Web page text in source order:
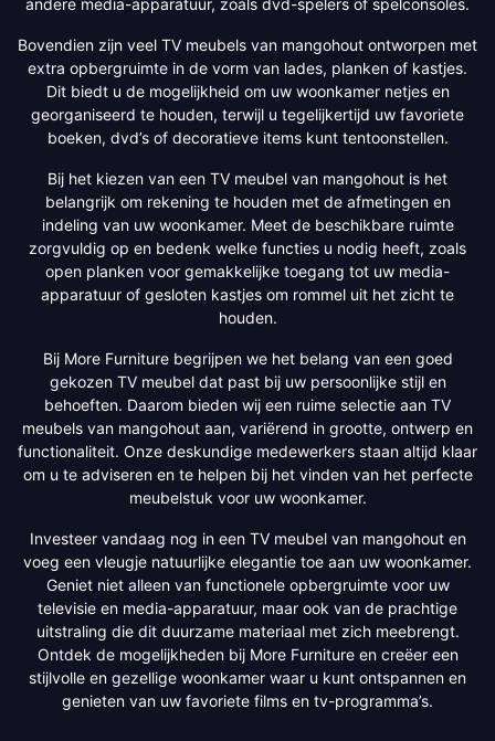
Bovendien zijn veel TV meubels van mangohout ontworpen met
extra opbergruimte in de vorm van lades, planken of kastjes.
Dit biedt u de mogelijkheid om uw woonkamer netjes en
georganiseerd te houden, terwijl u tegelijkertijd uw favoriete
boeken, dvd’s of decoratieve items kunt tentoonstellen.
Bij het kiezen van een TV meubel van mangohout is het
belangrijk om rekening te houden met de afmetingen en
indeling van uw woonkamer. Meet de beschikbare ruimte
zorgvuldig op en bedenk welke functies u nodig heeft, zoals
open planken voor gemakkelijke toegang tot uw media-
apparatuur of gesloten kastjes om rommel uit het zicht te
houden.
Bij More Furniture begrijpen we het belang van een goed
gekozen TV meubel dat past bij uw persoonlijke stijl en
behoeften. Daarom bieden wij een ruime selectie aan TV
meubels van mangohout aan, variërend in grootte, ontwerp en
functionaliteit. Onze deskundige medewerkers staan altijd klaar
om u te adviseren en te helpen bij het vinden van het perfecte
meubelstuk voor uw woonkamer.
Investeer vandaag nog in een TV meubel van mangohout en
voeg een vleugje natuurlijke elegantie toe aan uw woonkamer.
Geniet niet alleen van functionele opbergruimte voor uw
televisie en media-apparatuur, maar ook van de prachtige
uitstraling die dit duurzame materiaal met zich meebrengt.
Ontdek de mogelijkheden bij More Furniture en creëer een
stijlvolle en gezellige woonkamer waar u kunt ontspannen en
genieten van uw favoriete films en tv-programma’s.